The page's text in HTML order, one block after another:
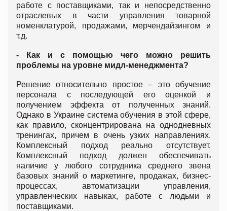
работе с поставщиками, так и непосредственно
отраслевых в части управления товарной
номенклатурой, продажами, мерчендайзингом и
т.д.
- Как и с помощью чего можно решить
проблемы на уровне мидл-менеджмента?
Решение относительно простое – это обучение
персонала с последующей его оценкой и
получением эффекта от полученных знаний.
Однако в Украине система обучения в этой сфере,
как правило, сконцентрирована на однодневных
тренингах, причем в очень узких направлениях.
Комплексный подход реально отсутствует.
Комплексный подход должен обеспечивать
наличие у любого сотрудника среднего звена
базовых знаний о маркетинге, продажах, бизнес-
процессах, автоматизации управления,
управленческих навыках, работе с людьми и
поставщиками.